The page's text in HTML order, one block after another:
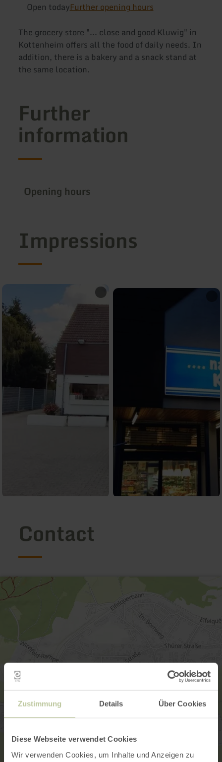
Zustimmung Details Über Cookies
Diese Webseite verwendet Cookies
Wir verwenden Cookies, um Inhalte und Anzeigen zu
Open todayFurther opening hours
The grocery store "... close and good Kluwig" in
Kottenheim offers all the food of daily needs. In
addition, there is a bakery and a snack stand at
the same location.
Further
information
Opening hours
Impressions
Contact